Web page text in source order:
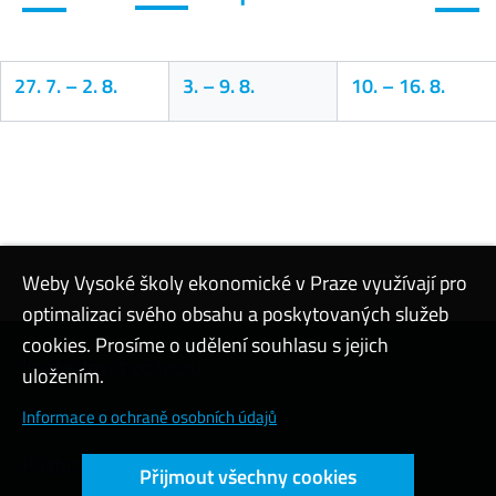
27. 7.–2. 8. 3.–9. 8. 10.–16. 8.
Kontaktovat podporu
Nastavení cookies
Přístupnost webu
Weby Vysoké školy ekonomické v Praze využívají pro
optimalizaci svého obsahu a poskytovaných služeb
cookies. Prosíme o udělení souhlasu s jejich
uložením.
Informace o ochraně osobních údajů
Přijmout všechny cookies